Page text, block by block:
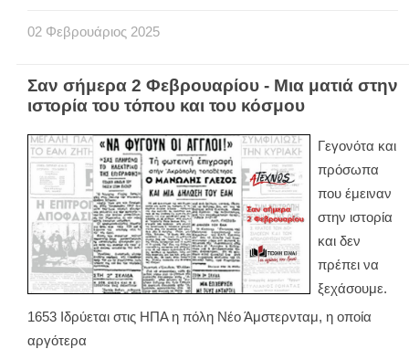
02 Φεβρουάριος 2025
Σαν σήμερα 2 Φεβρουαρίου - Μια ματιά στην
ιστορία του τόπου και του κόσμου
Γεγονότα και
πρόσωπα
που έμειναν
στην ιστορία
και δεν
πρέπει να
ξεχάσουμε.
1653 Ιδρύεται στις ΗΠΑ η πόλη Νέο Άμστερνταμ, η οποία
αργότερα